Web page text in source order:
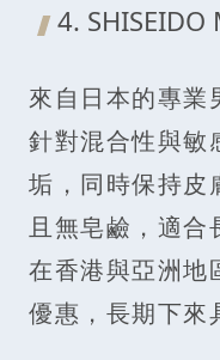
4.
來自日本的專業
針對混合性與敏
垢，同時保持皮
且無皂鹼，適合
在香港與亞洲地
優惠，長期下來